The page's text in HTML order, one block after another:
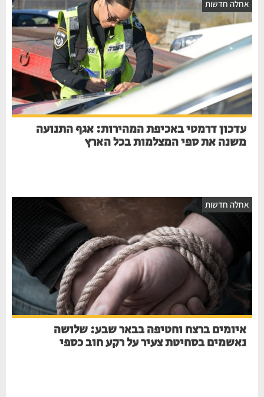
אחלה חדשות
עדכון דרמטי באכיפת המהירות: אגף התנועה
משנה את ספי המצלמות בכל הארץ
אחלה חדשות
איומים ברצח וחטיפה בבאר שבע: שלושה
נאשמים בסחיטת צעיר על רקע חוב כספי